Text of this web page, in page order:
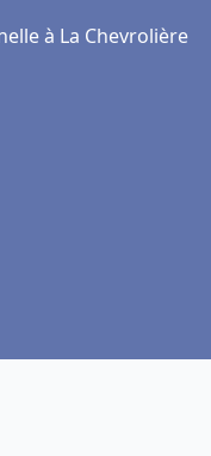
à La Chevrolière